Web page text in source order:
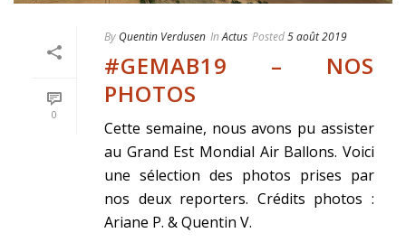
0
By Quentin Verdusen In Actus Posted5 août 2019
#GEMAB19 – NOS
PHOTOS
Cette semaine, nous avons pu assister
au Grand Est Mondial Air Ballons. Voici
une sélection des photos prises par
nos deux reporters. Crédits photos :
Ariane P. & Quentin V.